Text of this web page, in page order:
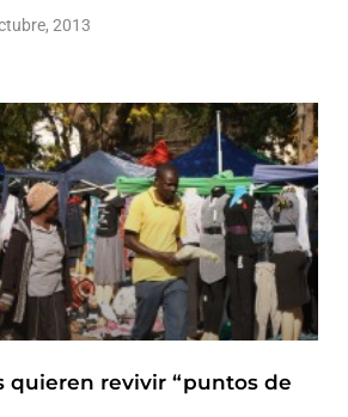
2013
quieren revivir “puntos de